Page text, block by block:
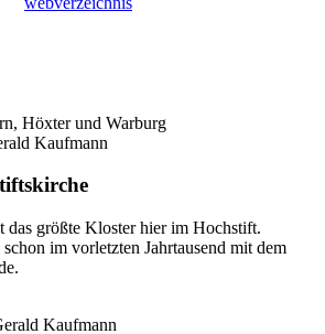
Höxterund Warburg
größte Kloster hier im Hochstift.
im vorletzten Jahrtausend mit dem